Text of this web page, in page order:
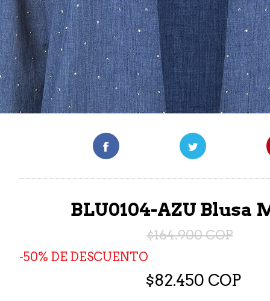
BLU0104-AZU Blusa
$164.900 COP
50% DE DESCUENTO
$82.450 COP